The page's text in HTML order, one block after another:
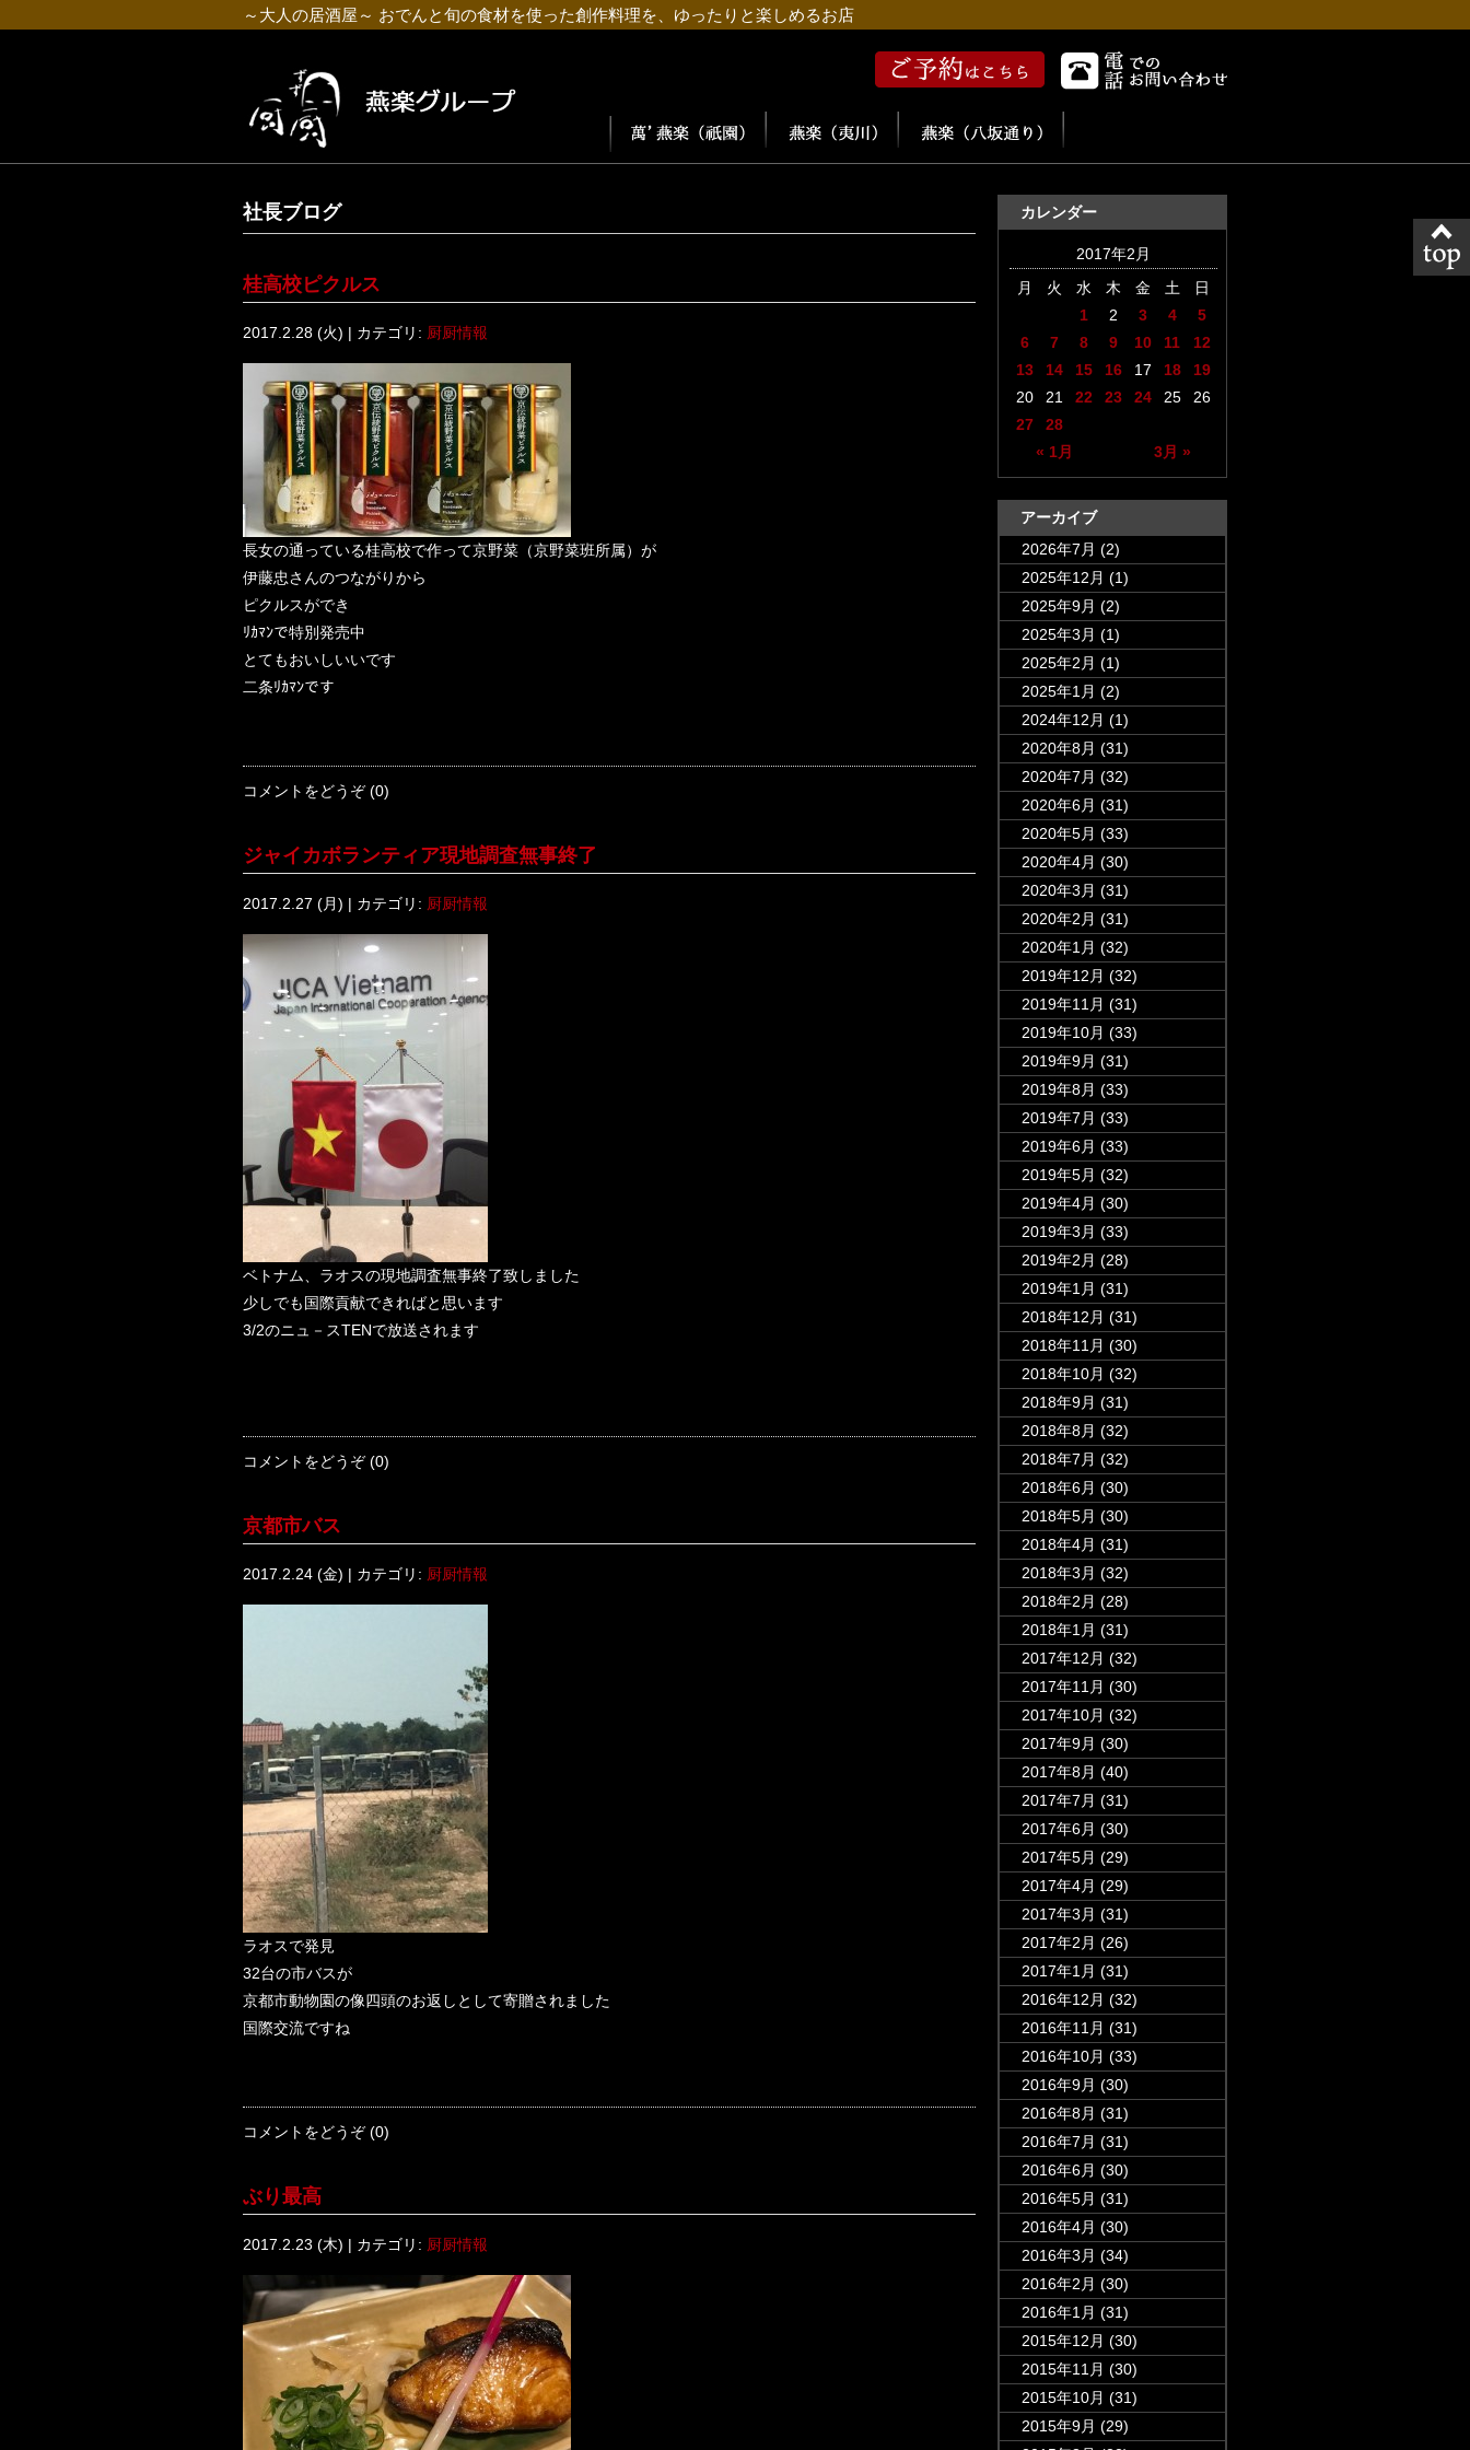
～大人の居酒屋～ おでんと旬の食材を使った創作料理を、ゆったりと楽しめるお店
社長ブログ
桂高校ピクルス
2017.2.28 (火) | カテゴリ: 厨厨情報
長女の通っている桂高校で作って京野菜（京野菜班所属）が
伊藤忠さんのつながりから
ピクルスができ
ﾘｶﾏﾝで特別発売中
とてもおいしいいです
二条ﾘｶﾏﾝです
コメントをどうぞ (0)
ジャイカボランティア現地調査無事終了
2017.2.27 (月) | カテゴリ: 厨厨情報
ベトナム、ラオスの現地調査無事終了致しました
少しでも国際貢献できればと思います
3/2のニュ－スTENで放送されます
コメントをどうぞ (0)
京都市バス
2017.2.24 (金) | カテゴリ: 厨厨情報
ラオスで発見
32台の市バスが
京都市動物園の像四頭のお返しとして寄贈されました
国際交流ですね
コメントをどうぞ (0)
ぶり最高
2017.2.23 (木) | カテゴリ: 厨厨情報
カレンダー
2017年2月
月
火 水 木 金 土 日
« 1月 3月 »
1 2 3 4
5
6
7 8 9 10 11
12
13
14 15 16 17 18
19
20
21 22 23 24 25
26
27
28
アーカイブ
2026年7月 (2)
2025年12月 (1)
2025年9月 (2)
2025年3月 (1)
2025年2月 (1)
2025年1月 (2)
2024年12月 (1)
2020年8月 (31)
2020年7月 (32)
2020年6月 (31)
2020年5月 (33)
2020年4月 (30)
2020年3月 (31)
2020年2月 (31)
2020年1月 (32)
2019年12月 (32)
2019年11月 (31)
2019年10月 (33)
2019年9月 (31)
2019年8月 (33)
2019年7月 (33)
2019年6月 (33)
2019年5月 (32)
2019年4月 (30)
2019年3月 (33)
2019年2月 (28)
2019年1月 (31)
2018年12月 (31)
2018年11月 (30)
2018年10月 (32)
2018年9月 (31)
2018年8月 (32)
2018年7月 (32)
2018年6月 (30)
2018年5月 (30)
2018年4月 (31)
2018年3月 (32)
2018年2月 (28)
2018年1月 (31)
2017年12月 (32)
2017年11月 (30)
2017年10月 (32)
2017年9月 (30)
2017年8月 (40)
2017年7月 (31)
2017年6月 (30)
2017年5月 (29)
2017年4月 (29)
2017年3月 (31)
2017年2月 (26)
2017年1月 (31)
2016年12月 (32)
2016年11月 (31)
2016年10月 (33)
2016年9月 (30)
2016年8月 (31)
2016年7月 (31)
2016年6月 (30)
2016年5月 (31)
2016年4月 (30)
2016年3月 (34)
2016年2月 (30)
2016年1月 (31)
2015年12月 (30)
2015年11月 (30)
2015年10月 (31)
2015年9月 (29)